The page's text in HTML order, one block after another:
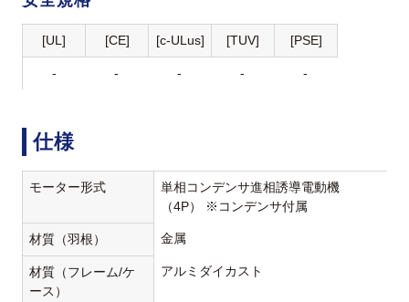
[UL] [CE] [c-ULus] [TUV] [PSE]
- - - - -
仕様
モーター形式
単相コンデンサ進相誘導電動機
（4P） ※コンデンサ付属
材質（羽根） 金属
材質（フレーム/ケ
ース）
アルミダイカスト